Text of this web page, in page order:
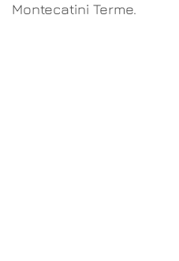
Montecatini Terme.